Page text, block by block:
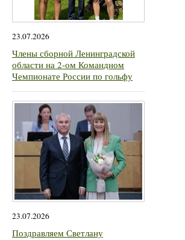
23.07.2026
Члены сборной Ленинградской
области на 2-ом Командном
Чемпионате России по гольфу
23.07.2026
Поздравляем Светлану